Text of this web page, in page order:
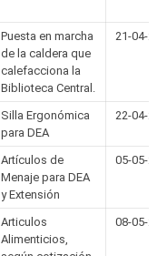
Puesta en marcha
de la caldera que
calefacciona la
Biblioteca Central.
21-04-
Silla Ergonómica
para DEA
22-04-
Artículos de
Menaje para DEA
y Extensión
05-05-
Articulos
Alimenticios,
08-05-